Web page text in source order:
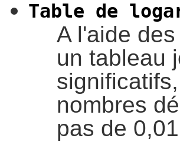
Table de
A l'aide
un tableau
nombres
pas de